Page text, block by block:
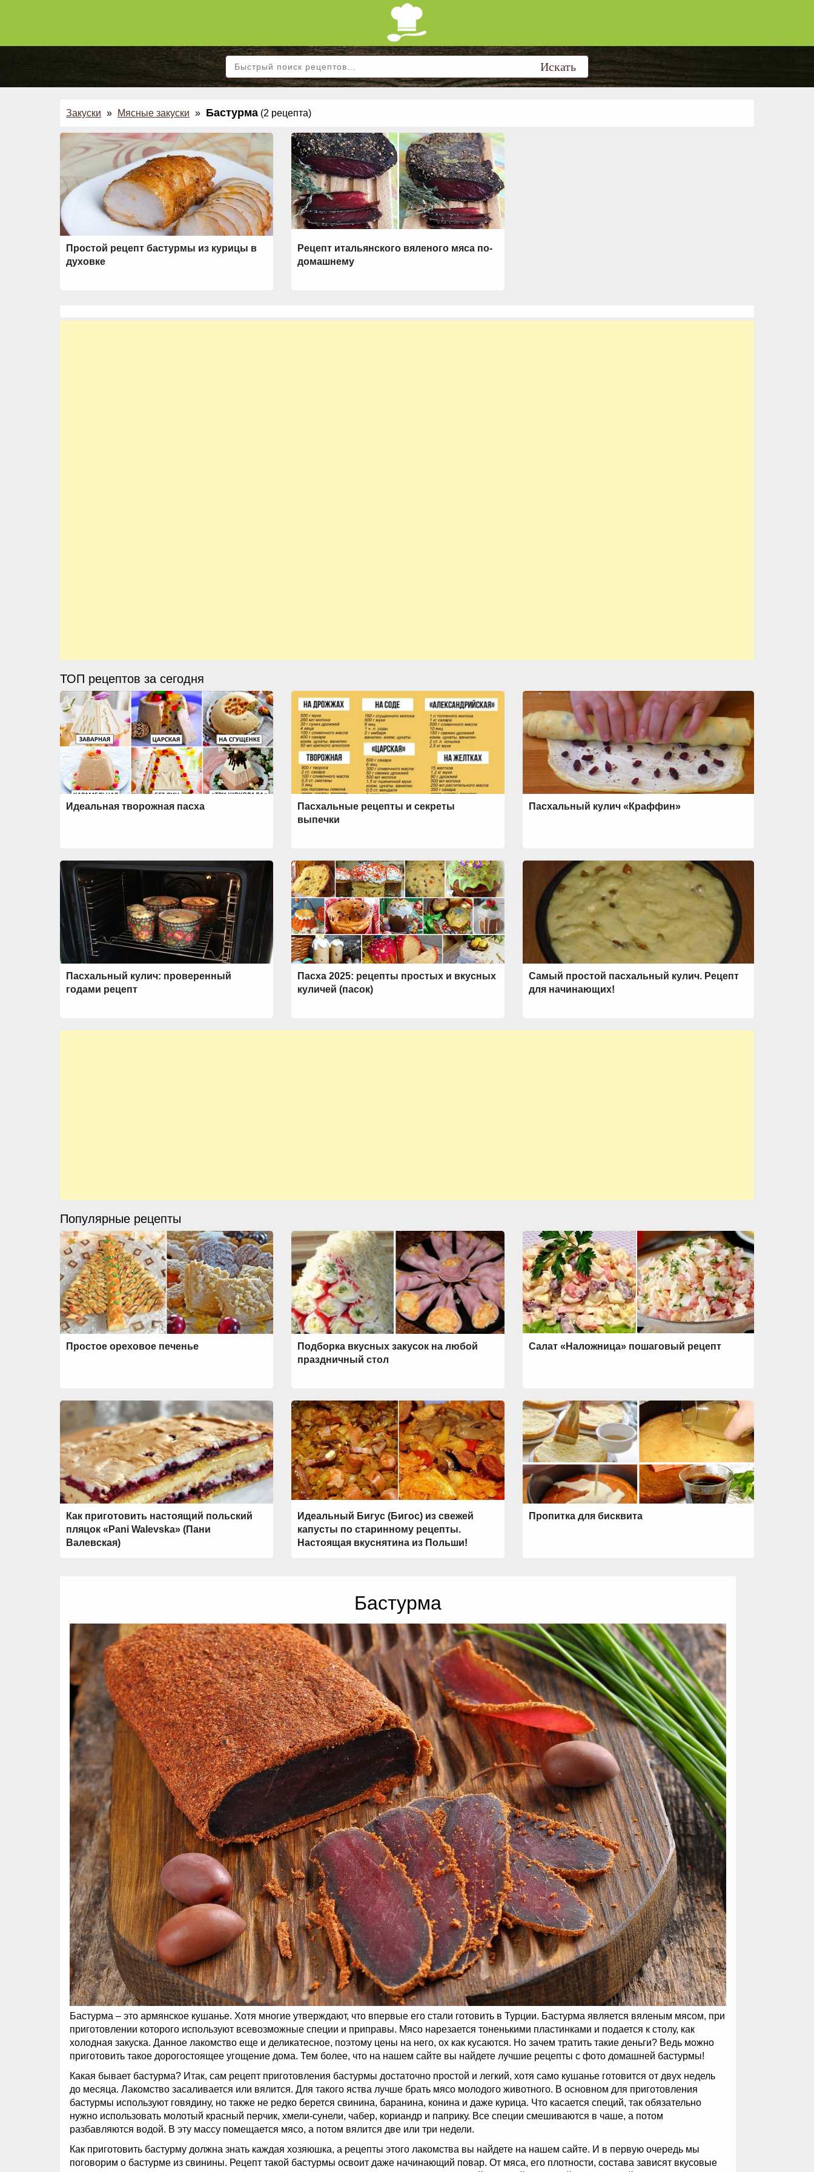
Закуски » Мясные закуски » Бастурма (2 рецепта)
Простой рецепт бастурмы из курицы в
духовке
Рецепт итальянского вяленого мяса по-
домашнему
ТОП рецептов за сегодня
Идеальная творожная пасха
Пасхальные рецепты и секреты
выпечки
Пасхальный кулич «Краффин»
Пасхальный кулич: проверенный
годами рецепт
Пасха 2025: рецепты простых и вкусных
куличей (пасок)
Самый простой пасхальный кулич. Рецепт
для начинающих!
Популярные рецепты
Простое ореховое печенье
Подборка вкусных закусок на любой
праздничный стол
Салат «Наложница» пошаговый рецепт
Как приготовить настоящий польский
пляцок «Pani Walevska» (Пани
Валевская)
Идеальный Бигус (Бигос) из свежей
капусты по старинному рецепты.
Настоящая вкуснятина из Польши!
Пропитка для бисквита
Бастурма
Бастурма – это армянское кушанье. Хотя многие утверждают, что впервые его стали готовить в Турции. Бастурма является вяленым мясом, при
приготовлении которого используют всевозможные специи и приправы. Мясо нарезается тоненькими пластинками и подается к столу, как
холодная закуска. Данное лакомство еще и деликатесное, поэтому цены на него, ох как кусаются. Но зачем тратить такие деньги? Ведь можно
приготовить такое дорогостоящее угощение дома. Тем более, что на нашем сайте вы найдете лучшие рецепты с фото домашней бастурмы!
Какая бывает бастурма? Итак, сам рецепт приготовления бастурмы достаточно простой и легкий, хотя само кушанье готовится от двух недель
до месяца. Лакомство засаливается или вялится. Для такого яства лучше брать мясо молодого животного. В основном для приготовления
бастурмы используют говядину, но также не редко берется свинина, баранина, конина и даже курица. Что касается специй, так обязательно
нужно использовать молотый красный перчик, хмели-сунели, чабер, кориандр и паприку. Все специи смешиваются в чаше, а потом
разбавляются водой. В эту массу помещается мясо, а потом вялится две или три недели.
Как приготовить бастурму должна знать каждая хозяюшка, а рецепты этого лакомства вы найдете на нашем сайте. И в первую очередь мы
поговорим о бастурме из свинины. Рецепт такой бастурмы освоит даже начинающий повар. От мяса, его плотности, состава зависят вкусовые